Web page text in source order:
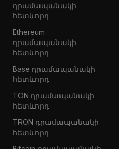
դրամապանակի
հետևորդ
Ethereum
դրամապանակի
հետևորդ
Base դրամապանակի
հետևորդ
TON դրամապանակի
հետևորդ
TRON դրամապանակի
հետևորդ